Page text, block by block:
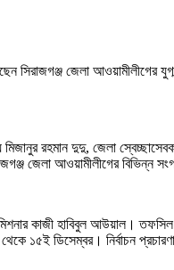
সিরাজগঞ্জ জেলা আওয়ামীলীগের
রহমান দুদু, জেলা
জেলা আওয়ামীলীগের বিভিন্ন
কাজী হাবিবুল আউয়াল।
১৫ই ডিসেম্বর। নির্বাচন